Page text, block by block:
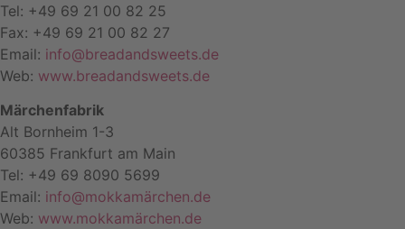
Tel: +49 69 21 00 82 25
Fax: +49 69 21 00 82 27
Email: info@breadandsweets.de
Web: www.breadandsweets.de
Märchenfabrik
Alt Bornheim 1-3
60385 Frankfurt am Main
Tel: +49 69 8090 5699
Email: info@mokkamärchen.de
Web: www.mokkamärchen.de